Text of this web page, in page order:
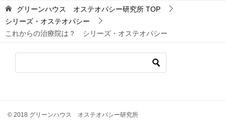
グリーンハウス オステオパシー研究所 TOP
シリーズ・オステオパシー
これからの治療院は？ シリーズ・オステオパシー
© 2018 グリーンハウス オステオパシー研究所